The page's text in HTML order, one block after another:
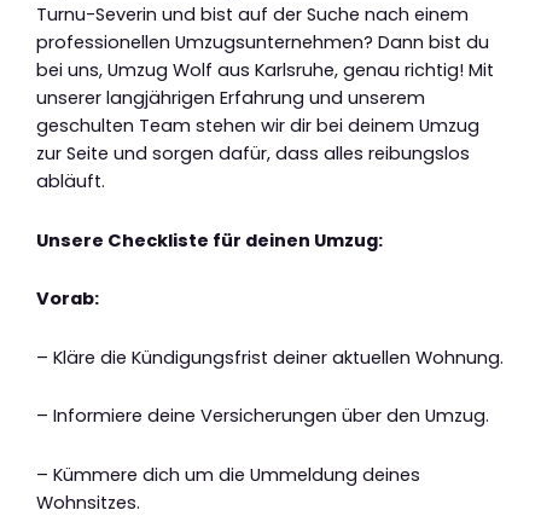
Turnu-Severin und bist auf der Suche nach einem
professionellen Umzugsunternehmen? Dann bist du
bei uns, Umzug Wolf aus Karlsruhe, genau richtig! Mit
unserer langjährigen Erfahrung und unserem
geschulten Team stehen wir dir bei deinem Umzug
zur Seite und sorgen dafür, dass alles reibungslos
abläuft.
Unsere Checkliste für deinen Umzug:
Vorab:
– Kläre die Kündigungsfrist deiner aktuellen Wohnung.
– Informiere deine Versicherungen über den Umzug.
– Kümmere dich um die Ummeldung deines
Wohnsitzes.